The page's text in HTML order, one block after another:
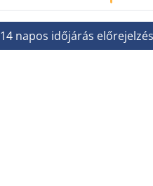
14 napos időjárás előrejelzés